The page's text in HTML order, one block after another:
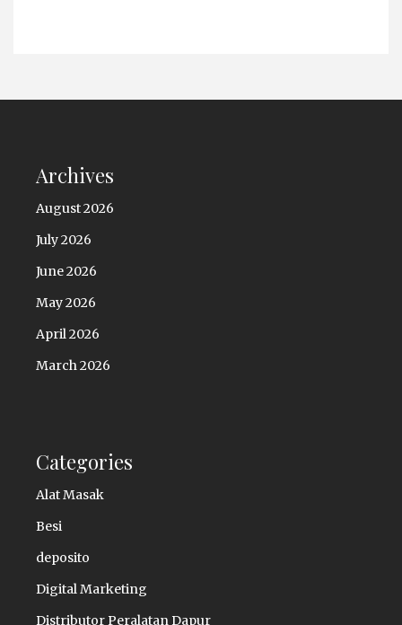
Archives
August 2026
July 2026
June 2026
May 2026
April 2026
March 2026
Categories
Alat Masak
Besi
deposito
Digital Marketing
Distributor Peralatan Dapur